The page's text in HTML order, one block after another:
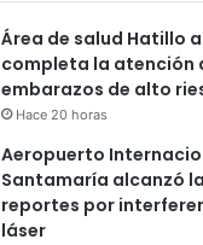
Área de salud Hatillo
completa la atención
embarazos de alto
Hace 20 horas
Aeropuerto
Santamaría alcanzó
reportes por
láser